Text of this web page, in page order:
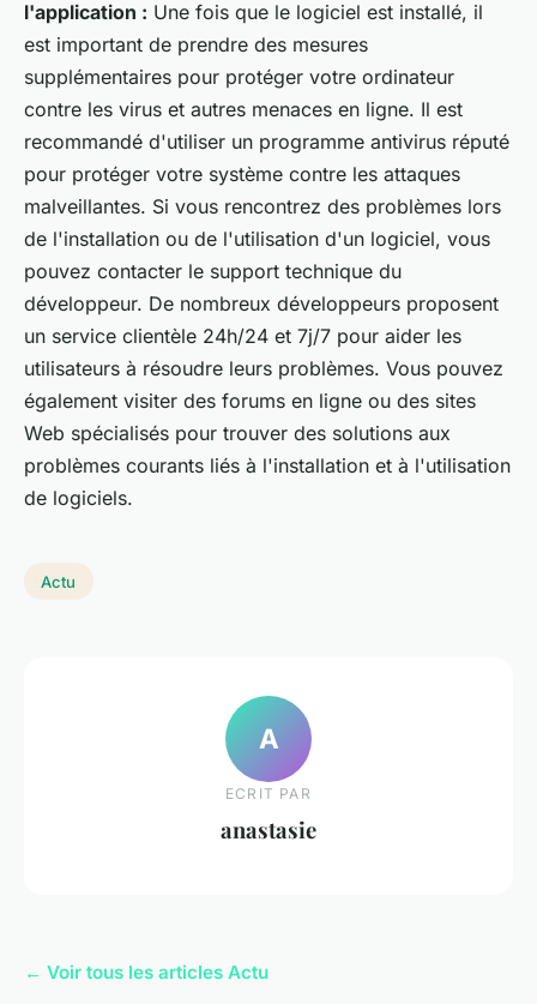
l'application : Une fois que le logiciel est installé, il
est important de prendre des mesures
supplémentaires pour protéger votre ordinateur
contre les virus et autres menaces en ligne. Il est
recommandé d'utiliser un programme antivirus réputé
pour protéger votre système contre les attaques
malveillantes. Si vous rencontrez des problèmes lors
de l'installation ou de l'utilisation d'un logiciel, vous
pouvez contacter le support technique du
développeur. De nombreux développeurs proposent
un service clientèle 24h/24 et 7j/7 pour aider les
utilisateurs à résoudre leurs problèmes. Vous pouvez
également visiter des forums en ligne ou des sites
Web spécialisés pour trouver des solutions aux
problèmes courants liés à l'installation et à l'utilisation
de logiciels.
Actu
A
ECRIT PAR
anastasie
← Voir tous les articles Actu